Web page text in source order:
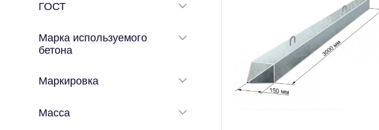
ГОСТ
Марка используемого
бетона
Маркировка
Масса